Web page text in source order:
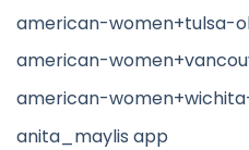
american-women+tulsa-
american-
american-
anita_maylis app